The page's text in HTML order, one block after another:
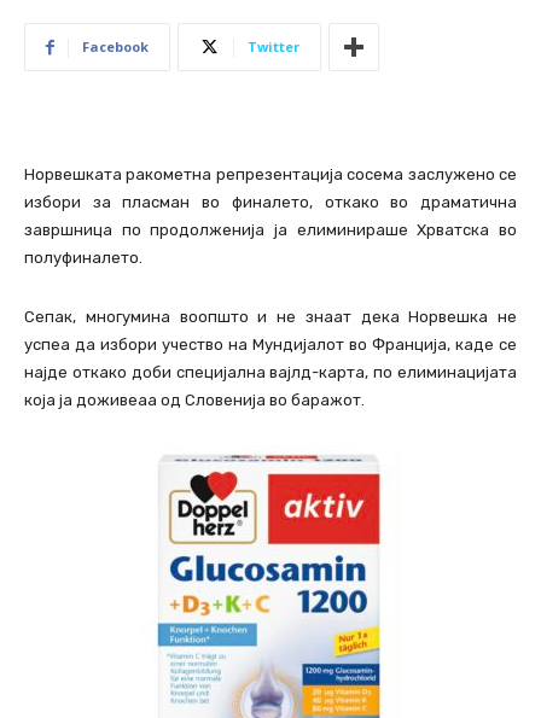
Facebook Twitter
Норвешката ракометна репрезентација сосема заслужено се
избори за пласман во финалето, откако во драматична
завршница по продолженија ја елиминираше Хрватска во
полуфиналето.
Сепак, многумина воопшто и не знаат дека Норвешка не
успеа да избори учество на Мундијалот во Франција, каде се
најде откако доби специјална вајлд-карта, по елиминацијата
која ја доживеаа од Словенија во баражот.